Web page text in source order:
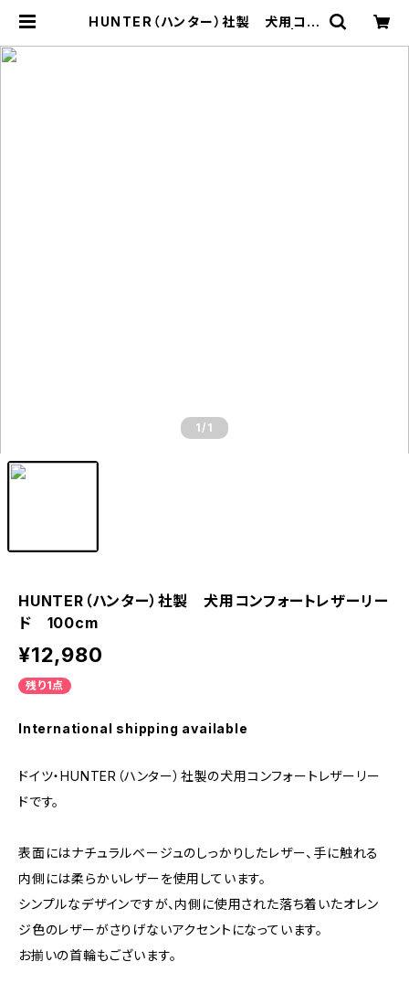
HUNTER（ハンター）社製 犬用コン
VE&PEACE&DOGS
1 /1
HUNTER（ハンター）社製 犬用コンフォートレザーリー
ド 100cm
¥12,980
残り1点
International shipping available
ドイツ・HUNTER（ハンター）社製の犬用コンフォートレザーリー
ドです。
表面にはナチュラルベージュのしっかりしたレザー、手に触れる
内側には柔らかいレザーを使用しています。
シンプルなデザインですが、内側に使用された落ち着いたオレン
ジ色のレザーがさりげないアクセントになっています。
お揃いの首輪もございます。